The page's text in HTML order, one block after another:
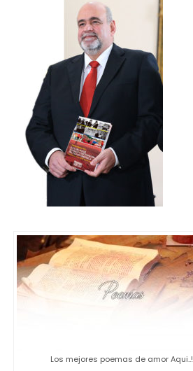
Los mejores poemas de amor Aqui..!